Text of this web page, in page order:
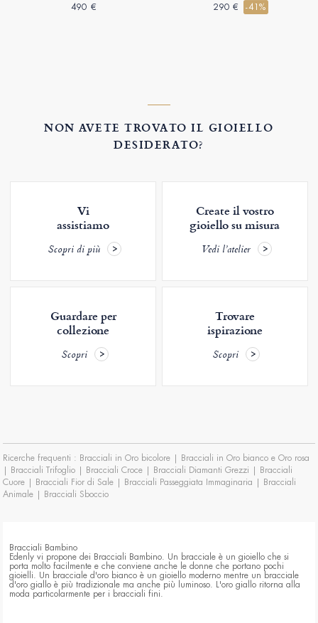
490 € 290 € -41%
NON AVETE TROVATO IL GIOIELLO
DESIDERATO?
Vi
assistiamo
Scopri di più
Create il vostro
gioiello su misura
Vedi l’atelier
Guardare per
collezione
Scopri
Trovare
ispirazione
Scopri
Ricerche frequenti : Bracciali in Oro bicolore | Bracciali in Oro bianco e Oro rosa
| Bracciali Trifoglio | Bracciali Croce | Bracciali Diamanti Grezzi | Bracciali
Cuore | Bracciali Fior di Sale | Bracciali Passeggiata Immaginaria | Bracciali
Animale | Bracciali Sboccio
Bracciali Bambino
Edenly vi propone dei Bracciali Bambino. Un bracciale è un gioiello che si
porta molto facilmente e che conviene anche le donne che portano pochi
gioielli. Un bracciale d'oro bianco è un gioiello moderno mentre un bracciale
d'oro giallo è più tradizionale ma anche più luminoso. L'oro giallo ritorna alla
moda particolarmente per i bracciali fini.